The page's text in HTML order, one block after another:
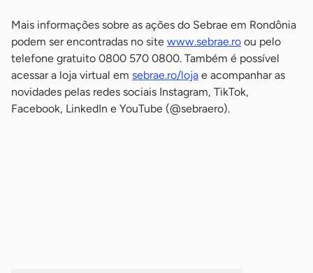
Mais informações sobre as ações do Sebrae em Rondônia
podem ser encontradas no site www.sebrae.ro ou pelo
telefone gratuito 0800 570 0800. Também é possível
acessar a loja virtual em sebrae.ro/loja e acompanhar as
novidades pelas redes sociais Instagram, TikTok,
Facebook, LinkedIn e YouTube (@sebraero).